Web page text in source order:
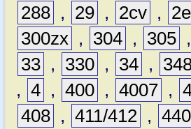
288 , 29 , 2cv ,
300zx , 304 , 305 ,
33 , 330 , 34 ,
, 4 , 400 , 4007 ,
408 , 411/412 ,